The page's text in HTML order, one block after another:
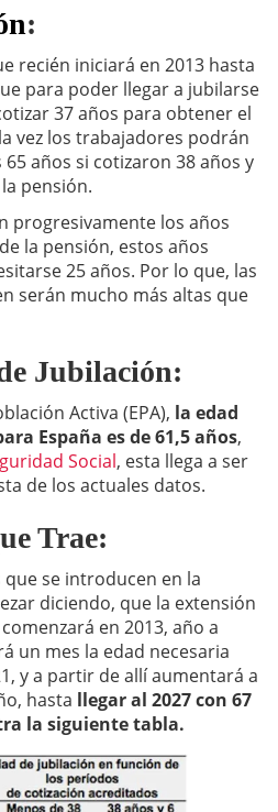
:
recién iniciará en 2013 hasta
para poder llegar a jubilarse
37 años para obtener el
vez los trabajadores podrán
años si cotizaron 38 años y
pensión.
progresivamente los años
la pensión, estos años
25 años. Por lo que, las
serán mucho más altas que
Jubilación:
Activa (EPA), la edad
España es de 61,5 años,
Social, esta llega a ser
de los actuales datos.
Trae:
se introducen en la
diciendo, que la extensión
en 2013, año a
un mes la edad necesaria
y a partir de allí aumentará a
hasta llegar al 2027 con 67
la siguiente tabla.